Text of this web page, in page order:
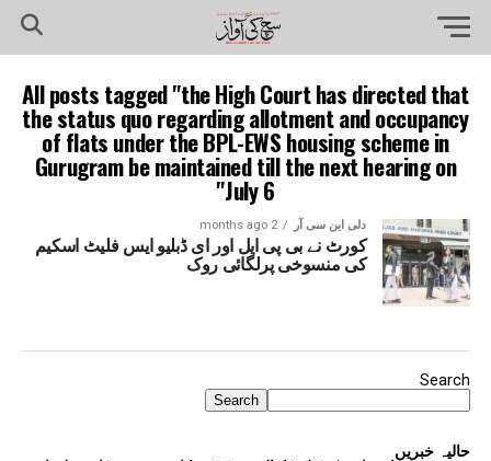
All posts tagged "the High Court has directed that
the status quo regarding allotment and occupancy
of flats under the BPL-EWS housing scheme in
Gurugram be maintained till the next hearing on
July 6"
دلی این سی آر 2 months ago
کورٹ نے بی پی ایل اور ای ڈبلیو ایس فلیٹ اسکیم
کی منسوخی پرلگائی روک
Search
Search
حالیہ خبریں